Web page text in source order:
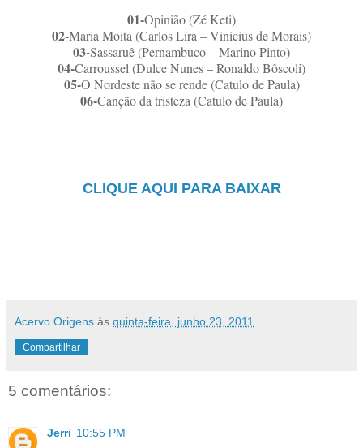
01-Opinião (Zé Keti)
02-Maria Moita (Carlos Lira – Vinicius de Morais)
03-Sassaruê (Pernambuco – Marino Pinto)
04-Carroussel (Dulce Nunes – Ronaldo Bôscoli)
05-O Nordeste não se rende (Catulo de Paula)
06-Canção da tristeza (Catulo de Paula)
CLIQUE AQUI PARA BAIXAR
Acervo Origens às quinta-feira, junho 23, 2011
Compartilhar
5 comentários:
Jerri 10:55 PM